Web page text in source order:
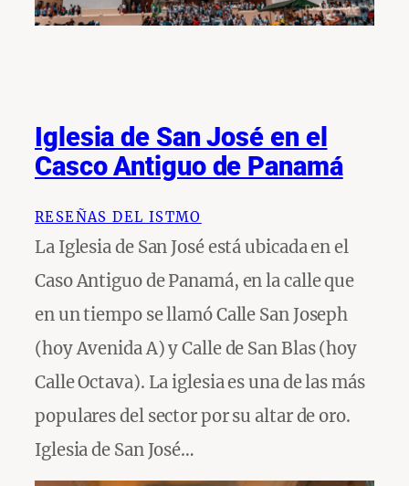
Iglesia de San José en el
Casco Antiguo de Panamá
RESEÑAS DEL ISTMO
La Iglesia de San José está ubicada en el
Caso Antiguo de Panamá, en la calle que
en un tiempo se llamó Calle San Joseph
(hoy Avenida A) y Calle de San Blas (hoy
Calle Octava). La iglesia es una de las más
populares del sector por su altar de oro.
Iglesia de San José…